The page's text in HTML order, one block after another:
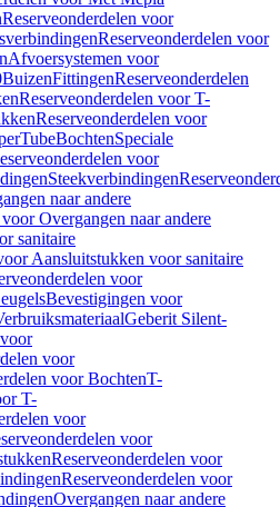
Reserveonderdelen voor
Reserveonderdelen voor
Afvoersystemen voor
BuizenFittingenReserveonderdelen
Reserveonderdelen voor T-
Reserveonderdelen voor
BochtenSpeciale
voor
Steekverbindingen
naar andere
Overgangen naar andere
sanitaire
Aansluitstukken voor sanitaire
voor
Bevestigingen voor
Geberit Silent-
voor
voor BochtenT-
T-
voor
voor
Reserveonderdelen voor
Reserveonderdelen voor
Overgangen naar andere